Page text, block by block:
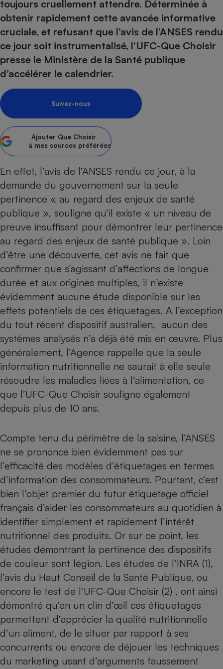
toujours cruellement attendre. Déterminée à
obtenir rapidement cette avancée informative
cruciale, et refusant que l’avis de l’ANSES rendu
ce jour soit instrumentalisé, l’UFC-Que Choisir
presse le Ministère de la Santé publique
d’accélérer le calendrier.
Suivez-nous
Ajouter Que Choisir
à mes sources préférées
En effet, l’avis de l’ANSES rendu ce jour, à la
demande du gouvernement sur la seule
pertinence « au regard des enjeux de santé
publique », souligne qu’il existe « un niveau de
preuve insuffisant pour démontrer leur pertinence
au regard des enjeux de santé publique ». Loin
d’être une découverte, cet avis ne fait que
confirmer que s’agissant d’affections de longue
durée et aux origines multiples, il n’existe
évidemment aucune étude disponible sur les
effets potentiels de ces étiquetages. A l’exception
du tout récent dispositif australien, aucun des
systèmes analysés n’a déjà été mis en œuvre. Plus
généralement, l’Agence rappelle que la seule
information nutritionnelle ne saurait à elle seule
résoudre les maladies liées à l’alimentation, ce
que l’UFC-Que Choisir souligne également
depuis plus de 10 ans.
Compte tenu du périmètre de la saisine, l’ANSES
ne se prononce bien évidemment pas sur
l’efficacité des modèles d’étiquetages en termes
d’information des consommateurs. Pourtant, c’est
bien l’objet premier du futur étiquetage officiel
français d’aider les consommateurs au quotidien à
identifier simplement et rapidement l’intérêt
nutritionnel des produits. Or sur ce point, les
études démontrant la pertinence des dispositifs
de couleur sont légion. Les études de l’INRA (1),
l’avis du Haut Conseil de la Santé Publique, ou
encore le test de l’UFC-Que Choisir (2) , ont ainsi
démontré qu’en un clin d’œil ces étiquetages
permettent d’apprécier la qualité nutritionnelle
d’un aliment, de le situer par rapport à ses
concurrents ou encore de déjouer les techniques
du marketing usant d’arguments faussement
Sécurité - Hygiène
Complément
alimentaire
bouteille
Assurance
Banque - Crédit
Epargne - Fiscalité
Mutuelle
Assurance emprunteur
Banque
Circulation routière
Contrôle technique -
Pièce détachée
Moto
Comparateur auto
Comparatif
Comparatif hotte
Comparatif climatiseur
Comparatif aspirateur
Comparatif robot cuiseur
Comparatif centrale
Gros électroménager
Petit électroménager -
Lave-linge
Plaque de cuisson à
induction
Climatiseur -
Ventilateur
Électricité - Gaz
Comparatif casque audio
Comparatif imprimante
Comparatif ordinateur
Comparatif ultrabook
Image et son
Informatique
Internet
Téléphonie
Téléviseur
Téléphone mobile -
Smartphone
Antivirus
Crédit immobilier
Comparatif tondeuse
Comparatif radiateur
Produit d'entretien
Sécurité domestique
Climatiseur -
Ventilateur
Hygiène - Beauté
Maladie - Médecine -
Mutuelle
Antimoustique
Choisir son fioul
Choisir son pellet
Comparateur assurance emprunteur
Energie Moins Chère Ensemble
Tous les comparateurs
Toutes les cartes interactives
Speedtest - Testez le débit de votre
connexion Internet